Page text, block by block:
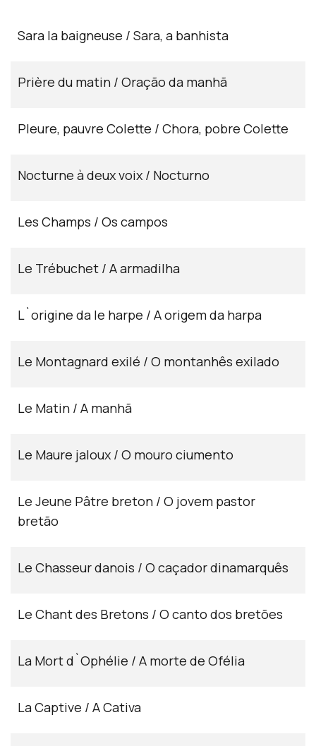
Sara la baigneuse / Sara, a banhista
Prière du matin / Oração da manhã
Pleure, pauvre Colette / Chora, pobre Colette
Nocturne à deux voix / Nocturno
Les Champs / Os campos
Le Trébuchet / A armadilha
L`origine da le harpe / A origem da harpa
Le Montagnard exilé / O montanhês exilado
Le Matin / A manhã
Le Maure jaloux / O mouro ciumento
Le Jeune Pâtre breton / O jovem pastor
bretão
Le Chasseur danois / O caçador dinamarquês
Le Chant des Bretons / O canto dos bretões
La Mort d`Ophélie / A morte de Ofélia
La Captive / A Cativa